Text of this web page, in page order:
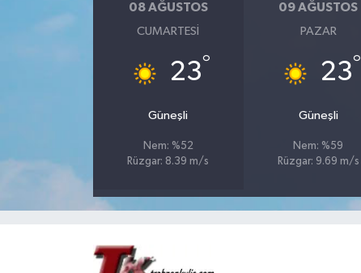
08 AĞUSTOS
CUMARTESI
23°
Güneşli
Nem: %52
Rüzgar: 8.39 m/s
09 AĞUSTOS
PAZAR
23°
Güneşli
Nem: %59
Rüzgar: 9.69 m/s